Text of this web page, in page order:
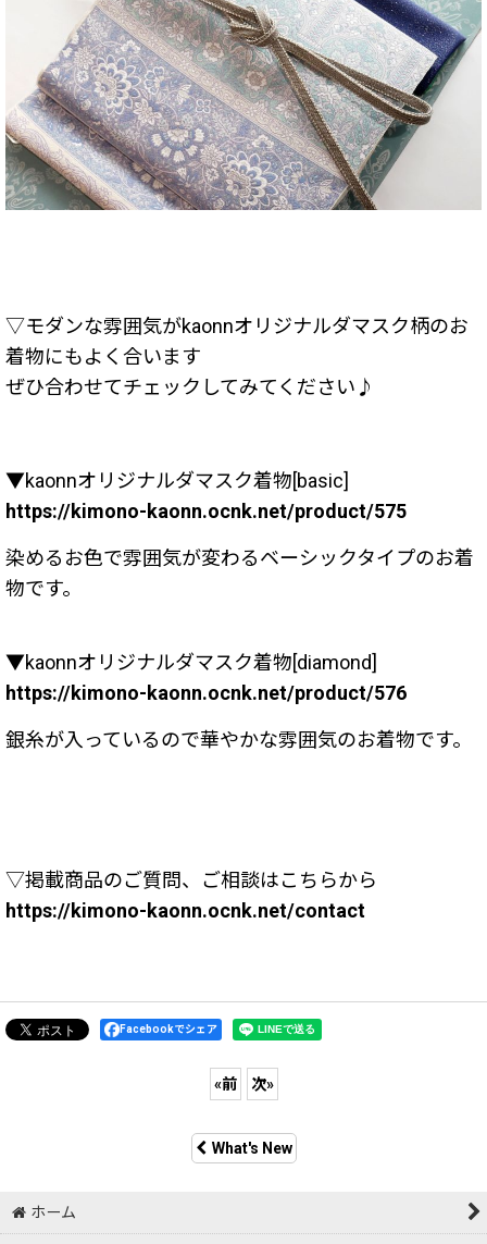
▽モダンな雰囲気がkaonnオリジナルダマスク柄のお
着物にもよく合います
ぜひ合わせてチェックしてみてください♪
▼kaonnオリジナルダマスク着物[basic]
https://kimono-kaonn.ocnk.net/product/575
染めるお色で雰囲気が変わるベーシックタイプのお着
物です。
▼kaonnオリジナルダマスク着物[diamond]
https://kimono-kaonn.ocnk.net/product/576
銀糸が入っているので華やかな雰囲気のお着物です。
▽掲載商品のご質問、ご相談はこちらから
https://kimono-kaonn.ocnk.net/contact
Facebookでシェア
«前 次»
What's New
ホーム